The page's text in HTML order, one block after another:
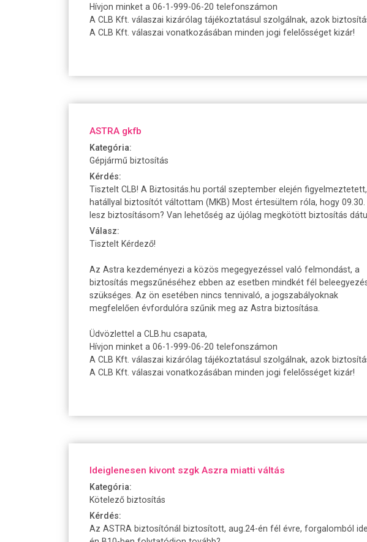
Hívjon minket a 06-1-999-06-20 telefonszámon
A CLB Kft. válaszai kizárólag tájékoztatásul szolgálnak, azok
A CLB Kft. válaszai vonatkozásában minden jogi felelősséget kizár!
ASTRA gkfb
Kategória:
Gépjármű biztosítás
Kérdés:
Tisztelt CLB! A Biztositás.hu portál szeptember elején
hatállyal biztosítót váltottam (MKB) Most értesültem róla, hogy
lesz biztosításom? Van lehetőség az újólag megkötött biztosítás
Válasz:
Tisztelt Kérdező!
Az Astra kezdeményezi a közös megegyezéssel való felmondást, a
biztosítás megszűnéséhez ebben az esetben mindkét fél
szükséges. Az ön esetében nincs tennivaló, a jogszabályoknak
megfelelően évfordulóra szűnik meg az Astra biztosítása.
Üdvözlettel a CLB.hu csapata,
Hívjon minket a 06-1-999-06-20 telefonszámon
A CLB Kft. válaszai kizárólag tájékoztatásul szolgálnak, azok
A CLB Kft. válaszai vonatkozásában minden jogi felelősséget kizár!
Ideiglenesen kivont szgk Aszra miatti váltás
Kategória:
Kötelező biztosítás
Kérdés:
Az ASTRA biztosítónál biztosított, aug.24-én fél évre, forgalomból